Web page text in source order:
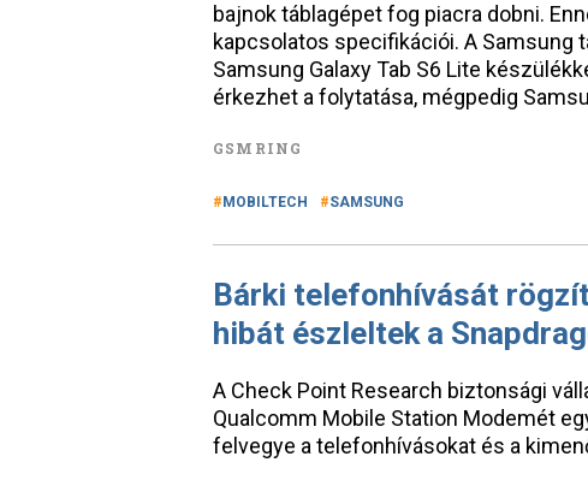
bajnok táblagépet fog piacra dobni.
kapcsolatos specifikációi. A Samsung
Samsung Galaxy Tab S6 Lite
érkezhet a folytatása, mégpedig
GSMRING
MOBILTECH SAMSUNG
Bárki telefonhívását
hibát észleltek a
A Check Point Research biztonsági
Qualcomm Mobile Station Modemét
felvegye a telefonhívásokat és a